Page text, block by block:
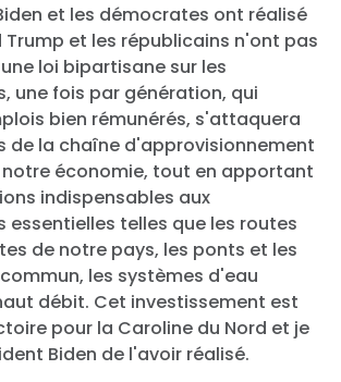
et les démocrates ont réalisé
Trump et les républicains n'ont pas
loi bipartisane sur les
une fois par génération, qui
bien rémunérés, s'attaquera
de la chaîne d'approvisionnement
économie, tout en apportant
indispensables aux
essentielles telles que les routes
de notre pays, les ponts et les
les systèmes d'eau
débit. Cet investissement est
pour la Caroline du Nord et je
Biden de l'avoir réalisé.